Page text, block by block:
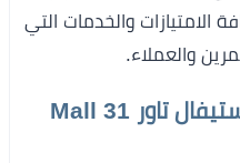
الامتيازات والخدمات التي
والعملاء.
أسعار وحدات 31 نورث فيستيفال تاور Mall 31